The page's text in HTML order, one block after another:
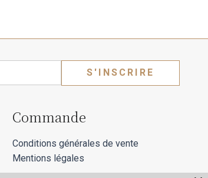
S'INSCRIRE
Commande
Conditions générales de vente
Mentions légales